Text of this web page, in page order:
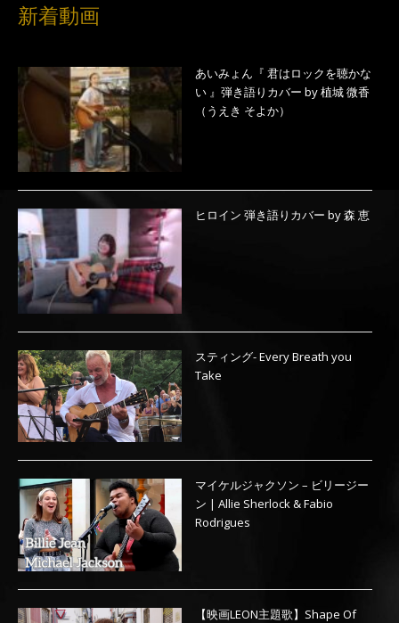
新着動画
あいみょん『 君はロックを聴かな
い 』弾き語りカバー by 植城 微香
（うえき そよか）
ヒロイン 弾き語りカバー by 森 恵
スティング- Every Breath you
Take
マイケルジャクソン – ビリージー
ン | Allie Sherlock & Fabio
Rodrigues
【映画LEON主題歌】Shape Of